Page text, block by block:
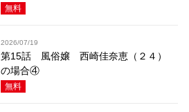
無料
2026/07/19
第15話 風俗嬢 西崎佳奈恵（２４）
の場合④
無料